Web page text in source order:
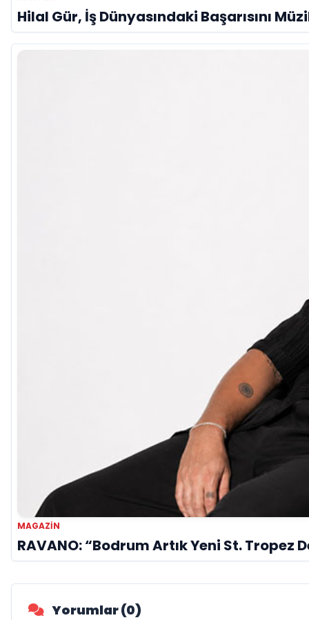
Hilal Gür, İş Dünyasındaki Başarısını
MAGAZIN
RAVANO: “Bodrum Artık Yeni St. Tropez
Yorumlar (0)